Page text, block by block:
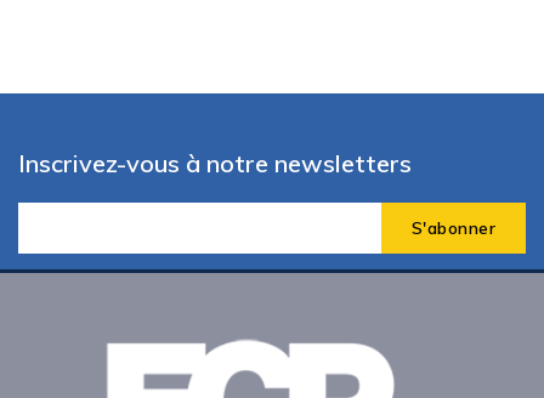
Inscrivez-vous à notre newsletters